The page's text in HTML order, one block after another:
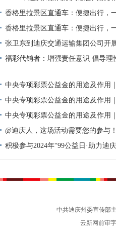
单公示
香格里拉景区直通车：便捷出行，
香格里拉景区直通车：便捷出行，
张卫东到迪庆交通运输集团公司开
福彩代销者：增强责任意识 倡导理
中央专项彩票公益金的用途及作用
中央专项彩票公益金的用途及作用
中央专项彩票公益金的用途及作用
@迪庆人，这场活动需要您的参与！
积极参与2024年“99公益日·助力迪
动倡议书